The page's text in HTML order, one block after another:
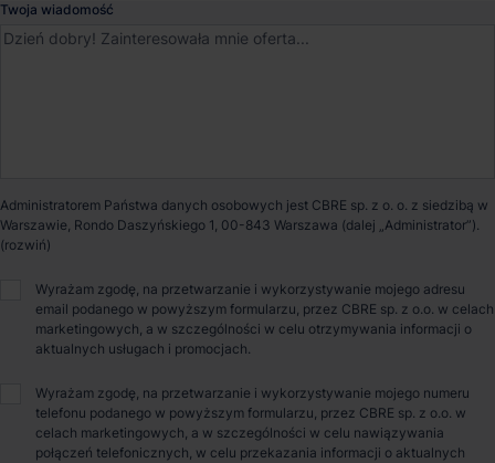
Opiekun nieruchomości
Marcin Janik
Dostępność
O parku
Inwestycja w Legnicy w okolicy dawnego lotniska. Park
Twoja wiadomość
Administratorem Państwa danych osobowych jest CBRE sp. z o. o. z siedzibą w
Warszawie, Rondo Daszyńskiego 1, 00-843 Warszawa (dalej „Administrator”).
Wyrażam zgodę, na przetwarzanie i wykorzystywanie mojego adresu
email podanego w powyższym formularzu, przez CBRE sp. z o.o. w celach
marketingowych, a w szczególności w celu otrzymywania informacji o
aktualnych usługach i promocjach.
Wyrażam zgodę, na przetwarzanie i wykorzystywanie mojego numeru
telefonu podanego w powyższym formularzu, przez CBRE sp. z o.o. w
celach marketingowych, a w szczególności w celu nawiązywania
połączeń telefonicznych, w celu przekazania informacji o aktualnych